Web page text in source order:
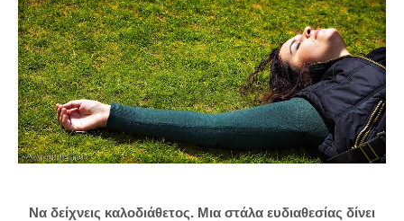
Να δείχνεις καλοδιάθετος. Μια στάλα ευδιαθεσίας δίνει